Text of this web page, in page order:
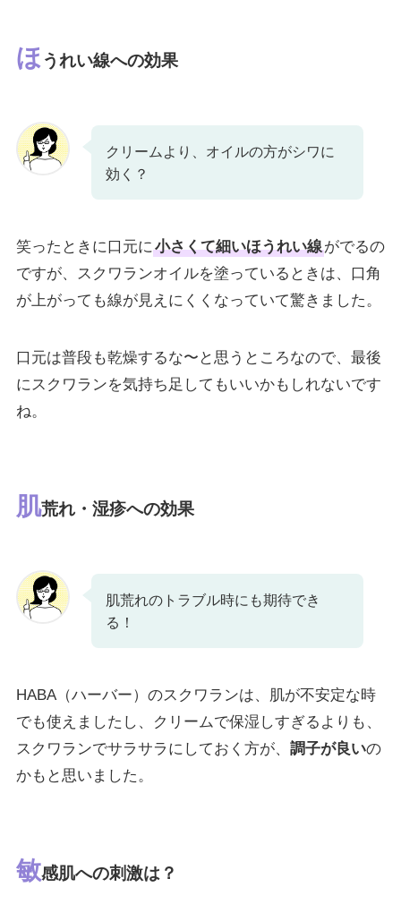
ほ うれい線への効果
クリームより、オイルの方がシワに
効く？
笑ったときに口元に 小さくて細いほうれい線がでるの
ですが、スクワランオイルを塗っているときは、口角
が上がっても線が見えにくくなっていて驚きました。
口元は普段も乾燥するな〜と思うところなので、最後
にスクワランを気持ち足してもいいかもしれないです
ね。
肌荒れ・湿疹への効果
肌荒れのトラブル時にも期待でき
る！
HABA（ハーバー）のスクワランは、肌が不安定な時
でも使えましたし、クリームで保湿しすぎるよりも、
スクワランでサラサラにしておく方が、 調子が良いの
かもと思いました。
敏感肌への刺激は？